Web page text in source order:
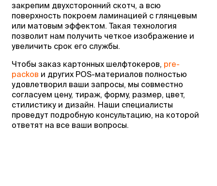
закрепим двухсторонний скотч, а всю
поверхность покроем ламинацией с глянцевым
или матовым эффектом. Такая технология
позволит нам получить четкое изображение и
увеличить срок его службы.
Чтобы заказ картонных шелфтокеров, pre-
packов и других POS-материалов полностью
удовлетворил ваши запросы, мы совместно
согласуем цену, тираж, форму, размер, цвет,
стилистику и дизайн. Наши специалисты
проведут подробную консультацию, на которой
ответят на все ваши вопросы.